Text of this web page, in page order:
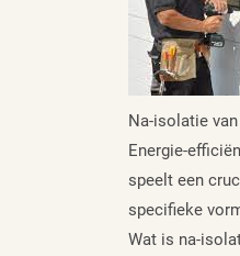
Na-isolatie
Energie-
speelt een
specifieke
Wat is na-